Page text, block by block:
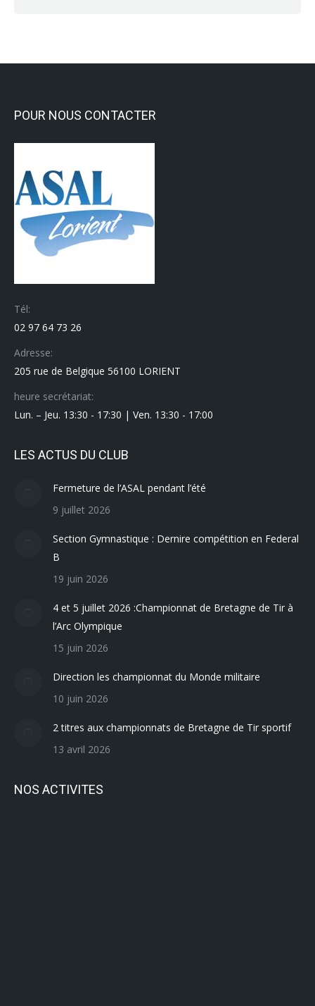
POUR NOUS CONTACTER
Tél:
02 97 64 73 26
Adresse:
205 rue de Belgique 56100 LORIENT
heure secrétariat:
Lun. – Jeu. 13:30 - 17:30 | Ven. 13:30 - 17:00
LES ACTUS DU CLUB
Fermeture de l’ASAL pendant l’été
9 juillet 2026
Section Gymnastique : Dernire compétition en Federal
B
19 juin 2026
4 et 5 juillet 2026 :Championnat de Bretagne de Tir à
l’Arc Olympique
15 juin 2026
Direction les championnat du Monde militaire
10 juin 2026
2 titres aux championnats de Bretagne de Tir sportif
13 avril 2026
NOS ACTIVITES